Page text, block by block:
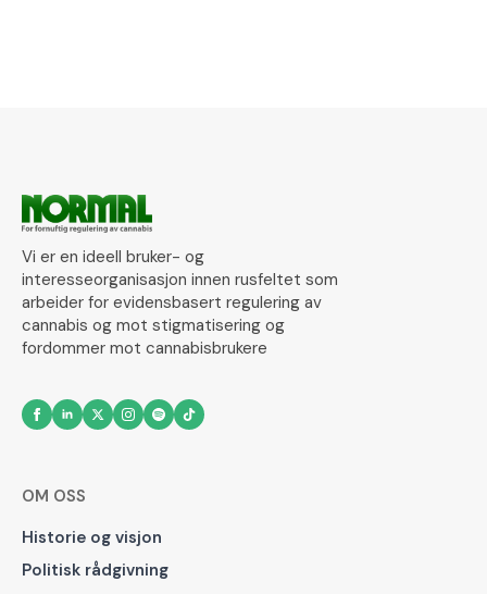
Vi er en ideell bruker- og
interesseorganisasjon innen rusfeltet som
arbeider for evidensbasert regulering av
cannabis og mot stigmatisering og
fordommer mot cannabisbrukere
OM OSS
Historie og visjon
Politisk rådgivning